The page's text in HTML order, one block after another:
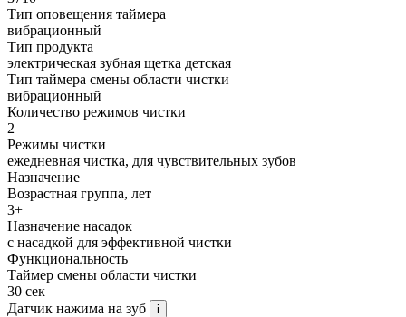
Тип оповещения таймера
вибрационный
Тип продукта
электрическая зубная щетка детская
Тип таймера смены области чистки
вибрационный
Количество режимов чистки
2
Режимы чистки
ежедневная чистка, для чувствительных зубов
Назначение
Возрастная группа, лет
3+
Назначение насадок
с насадкой для эффективной чистки
Функциональность
Таймер смены области чистки
30 сек
Датчик нажима на зуб
i